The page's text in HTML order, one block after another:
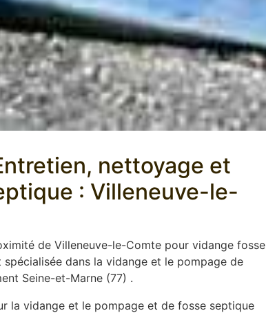
nettoyage et
: Villeneuve-le-
de Villeneuve-le-Comte pour vidange fosse
dans la vidange et le pompage de
Seine-et-Marne (77) .
la vidange et le pompage et de fosse septique